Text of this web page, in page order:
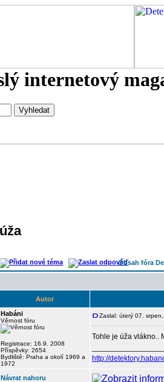
internetový
úža
Obsah fóra
Autor
Habáni
Věrnost fóru
Registrace: 16.9. 2008
Příspěvky: 2654
Bydliště: Praha a okolí 1969 a
1972
Zaslal: úterý 07.
Tohle je úža vlákno..
http://
Návrat nahoru